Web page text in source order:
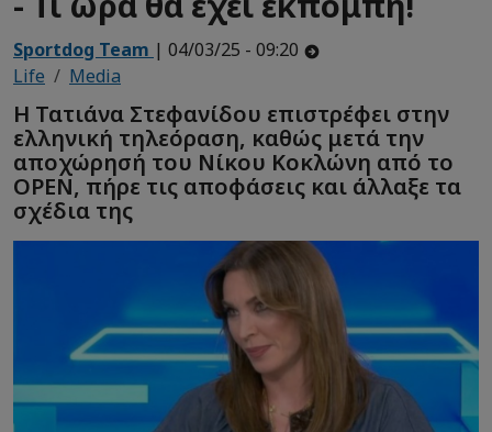
Sportdog Team | 04/03/25 - 09:20
Life
Media
Η Τατιάνα Στεφανίδου επιστρέφει στην
ελληνική τηλεόραση, καθώς μετά την
αποχώρησή του Νίκου Κοκλώνη από το
OPEN, πήρε τις αποφάσεις και άλλαξε τα
σχέδια της